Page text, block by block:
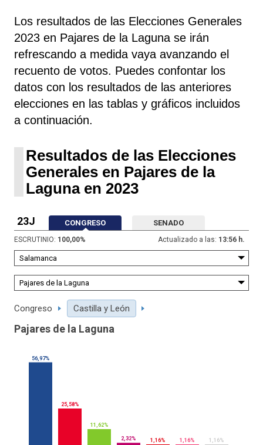
Los resultados de las Elecciones Generales
2023 en Pajares de la Laguna se irán
refrescando a medida vaya avanzando el
recuento de votos. Puedes confontar los
datos con los resultados de las anteriores
elecciones en las tablas y gráficos incluidos
a continuación.
Resultados de las Elecciones
Generales en Pajares de la
Laguna en 2023
23J CONGRESO SENADO
ESCRUTINIO: 100,00% Actualizado a las: 13:56 h.
Congreso Castilla y León
Pajares de la Laguna
56,97%
25,58%
11,62%
2,32% 1,16% 1,16% 1,16%